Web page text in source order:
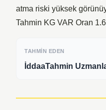
atma riski yüksek
Tahmin KG VAR Oran
TAHMIN EDEN
İddaaTahmin